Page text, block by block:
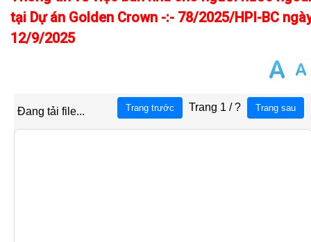
tại Dự án Golden Crown -:- 78/2025/HPI-BC
12/9/2025